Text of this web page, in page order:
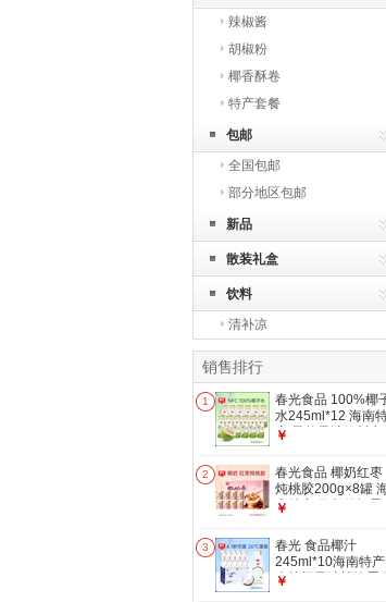
辣椒酱
胡椒粉
椰香酥卷
特产套餐
包邮
全国包邮
部分地区包邮
新品
散装礼盒
饮料
清补凉
销售排行
1
春光食品 100%椰
水245ml*12 海南
产 天然果汁饮料电
245ml*12
￥
2
春光食品 椰奶红枣
炖桃胶200g×8罐
南特产 代餐休闲零
￥
3
春光 食品椰汁
245ml*10海南特产
生榨椰子汁植物蛋白
￥